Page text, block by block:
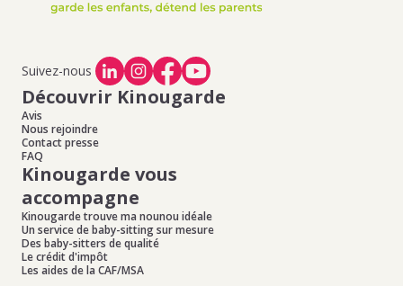
Suivez-nous
Découvrir Kinougarde
Avis
Nous rejoindre
Contact presse
FAQ
Kinougarde vous
accompagne
Kinougarde trouve ma nounou idéale
Un service de baby-sitting sur mesure
Des baby-sitters de qualité
Le crédit d'impôt
Les aides de la CAF/MSA